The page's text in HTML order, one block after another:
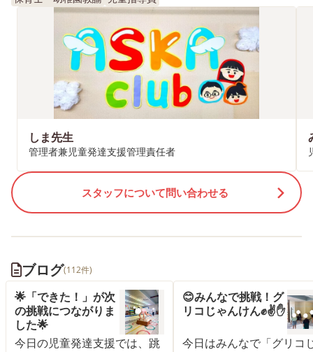
しま先生
管理者兼児童発達支援管理責任者
スタッフについて問い合わせる
ブログ(112件)
🌟「できた！」が次
の挑戦につながりま
した🌟
今日の児童発達支援では、跳
😊みんなで挑戦！グ
リコじゃんけん✊✌️✋
今日はみんなで「グリコ